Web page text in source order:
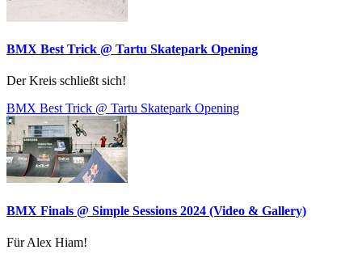
BMX Best Trick @ Tartu Skatepark Opening
Der Kreis schließt sich!
BMX Best Trick @ Tartu Skatepark Opening
BMX Finals @ Simple Sessions 2024 (Video & Gallery)
Für Alex Hiam!